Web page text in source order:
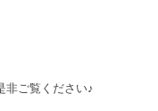
非ご覧ください♪